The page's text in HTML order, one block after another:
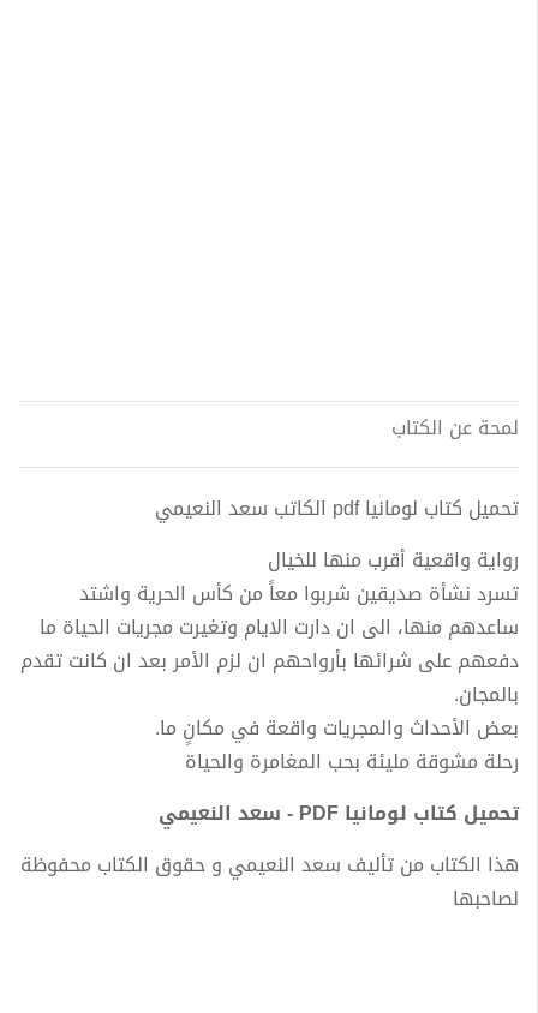
لمحة عن الكتاب
تحميل كتاب لومانيا pdf الكاتب سعد النعيمي
رواية واقعية أقرب منها للخيال
تسرد نشأة صديقين شربوا معاً من كأس الحرية واشتد
ساعدهم منها، الى ان دارت الايام وتغيرت مجريات الحياة ما
دفعهم على شرائها بأرواحهم ان لزم الأمر بعد ان كانت تقدم
بالمجان.
بعض الأحداث والمجريات واقعة في مكانٍ ما.
رحلة مشوقة مليئة بحب المغامرة والحياة
تحميل كتاب لومانيا PDF - سعد النعيمي
هذا الكتاب من تأليف سعد النعيمي و حقوق الكتاب محفوظة
لصاحبها